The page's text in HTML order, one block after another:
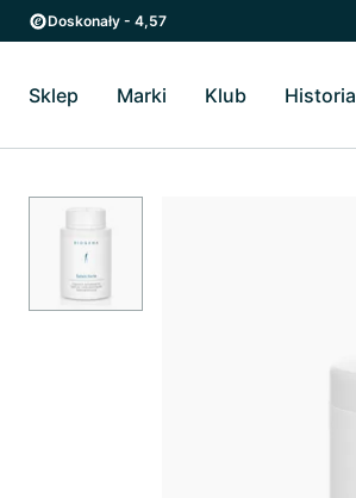
Przejdź do strony głównej
Przejdź do głównego menu
Doskonały - 4,57
Sklep Przełącz Sklep podmenu
Marki Przełącz Marki podmenu
Klub Historia